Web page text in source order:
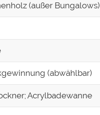
(außer Bungalows)
(abwählbar)
Acrylbadewanne